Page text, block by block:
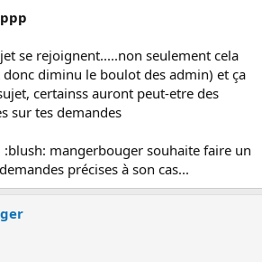
se rejoignent.....non seulement cela
diminu le boulot des admin) et ça
certainss auront peut-etre des
sur tes demandes
mangerbouger souhaite faire un
précises à son cas...